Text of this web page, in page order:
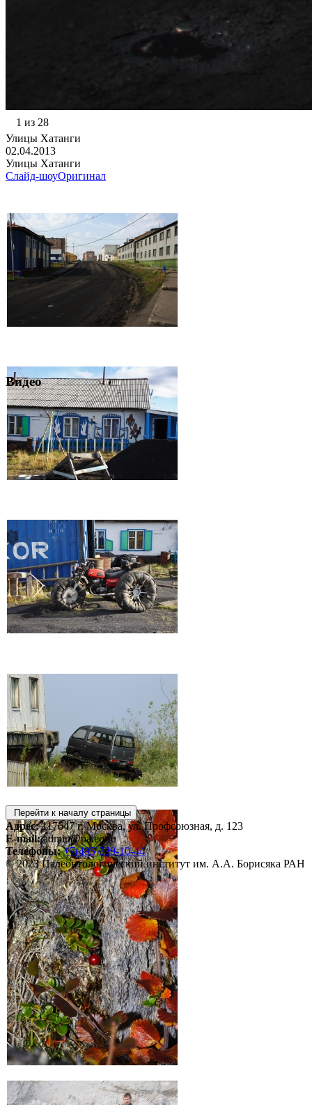
1 из 28
Улицы Хатанги
02.04.2013
Улицы Хатанги
Слайд-шоуОригинал
Видео
Перейти к началу страницы
Адрес:117647 г. Москва, ул. Профсоюзная, д. 123
E-mail:admin@paleo.ru
Телефоны: +7(495)339-10-44
© 2023 Палеонтологический институт им. А.А. Борисяка РАН